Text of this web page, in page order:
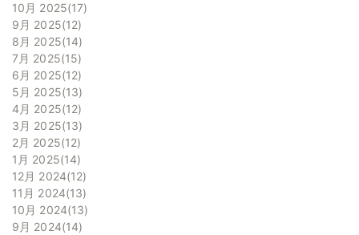
10月 2025 17
9月 2025 12
8月 2025 14
7月 2025 15
6月 2025 12
5月 2025 13
4月 2025 12
3月 2025 13
2月 2025 12
1月 2025 14
12月 2024 12
11月 2024 13
10月 2024 13
9月 2024 14